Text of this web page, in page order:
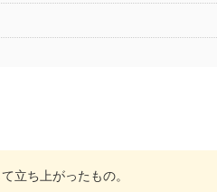
立ち上がったもの。